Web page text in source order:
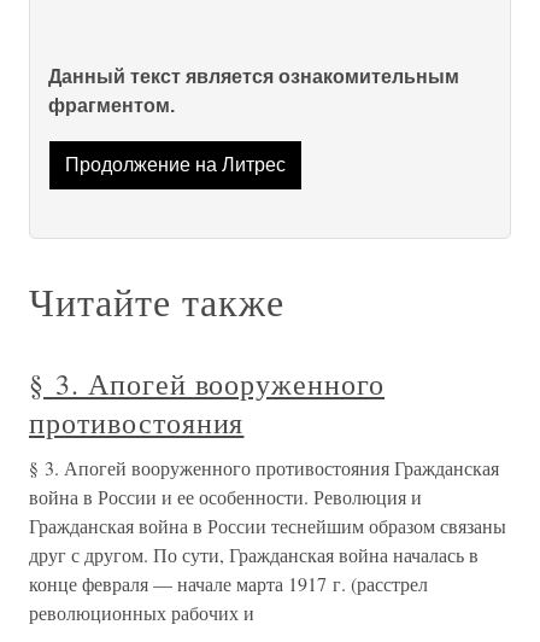
Данный текст является ознакомительным
фрагментом.
Продолжение на Литрес
Читайте также
§ 3. Апогей вооруженного
противостояния
§ 3. Апогей вооруженного противостояния Гражданская
война в России и ее особенности. Революция и
Гражданская война в России теснейшим образом связаны
друг с другом. По сути, Гражданская война началась в
конце февраля — начале марта 1917 г. (расстрел
революционных рабочих и